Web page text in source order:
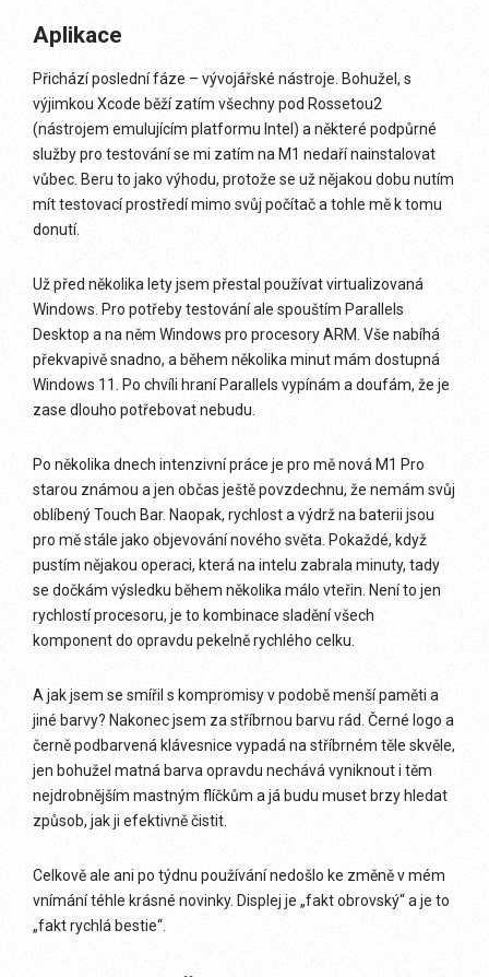
Aplikace
Přichází poslední fáze – vývojářské nástroje. Bohužel, s
výjimkou Xcode běží zatím všechny pod Rossetou2
(nástrojem emulujícím platformu Intel) a některé podpůrné
služby pro testování se mi zatím na M1 nedaří nainstalovat
vůbec. Beru to jako výhodu, protože se už nějakou dobu nutím
mít testovací prostředí mimo svůj počítač a tohle mě k tomu
donutí.
Už před několika lety jsem přestal používat virtualizovaná
Windows. Pro potřeby testování ale spouštím Parallels
Desktop a na něm Windows pro procesory ARM. Vše nabíhá
překvapivě snadno, a během několika minut mám dostupná
Windows 11. Po chvíli hraní Parallels vypínám a doufám, že je
zase dlouho potřebovat nebudu.
Po několika dnech intenzivní práce je pro mě nová M1 Pro
starou známou a jen občas ještě povzdechnu, že nemám svůj
oblíbený Touch Bar. Naopak, rychlost a výdrž na baterii jsou
pro mě stále jako objevování nového světa. Pokaždé, když
pustím nějakou operaci, která na intelu zabrala minuty, tady
se dočkám výsledku během několika málo vteřin. Není to jen
rychlostí procesoru, je to kombinace sladění všech
komponent do opravdu pekelně rychlého celku.
A jak jsem se smířil s kompromisy v podobě menší paměti a
jiné barvy? Nakonec jsem za stříbrnou barvu rád. Černé logo a
černě podbarvená klávesnice vypadá na stříbrném těle skvěle,
jen bohužel matná barva opravdu nechává vyniknout i těm
nejdrobnějším mastným flíčkům a já budu muset brzy hledat
způsob, jak ji efektivně čistit.
Celkově ale ani po týdnu používání nedošlo ke změně v mém
vnímání téhle krásné novinky. Displej je „fakt obrovský“ a je to
„fakt rychlá bestie“.